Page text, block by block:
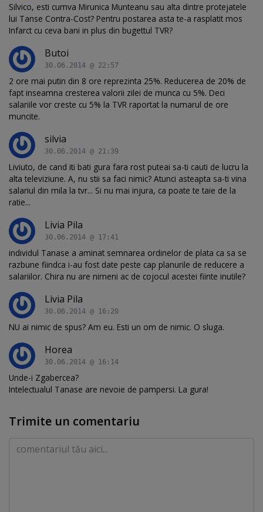
Silvico, esti cumva Mirunica Munteanu sau alta dintre protejatele
lui Tanse Contra-Cost? Pentru postarea asta te-a rasplatit mos
Infarct cu ceva bani in plus din bugettul TVR?
Butoi
30.06.2014 @ 22:57
2 ore mai putin din 8 ore reprezinta 25%. Reducerea de 20% de
fapt inseamna cresterea valorii zilei de munca cu 5%. Deci
salariile vor creste cu 5% la TVR raportat la numarul de ore
muncite.
silvia
30.06.2014 @ 21:39
Liviuto, de cand iti bati gura fara rost puteai sa-ti cauti de lucru la
alta televiziune. A, nu stii sa faci nimic? Atunci asteapta sa-ti vina
salariul din mila la tvr... Si nu mai injura, ca poate te taie de la
ratie...
Livia Pila
30.06.2014 @ 17:41
individul Tanase a aminat semnarea ordinelor de plata ca sa se
razbune fiindca i-au fost date peste cap planurile de reducere a
salariilor. Chira nu are nimeni ac de cojocul acestei fiinte inutile?
Livia Pila
30.06.2014 @ 16:20
NU ai nimic de spus? Am eu. Esti un om de nimic. O sluga.
Horea
30.06.2014 @ 16:14
Unde-i Zgabercea?
Intelectualul Tanase are nevoie de pampersi. La gura!
Trimite un comentariu
Comentariu